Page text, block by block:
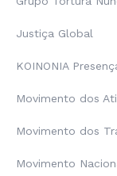
Justiça Global
KOINONIA
Movimento dos
Movimento dos
Movimento